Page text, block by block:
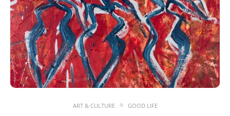
ART & CULTURE GOOD LIFE